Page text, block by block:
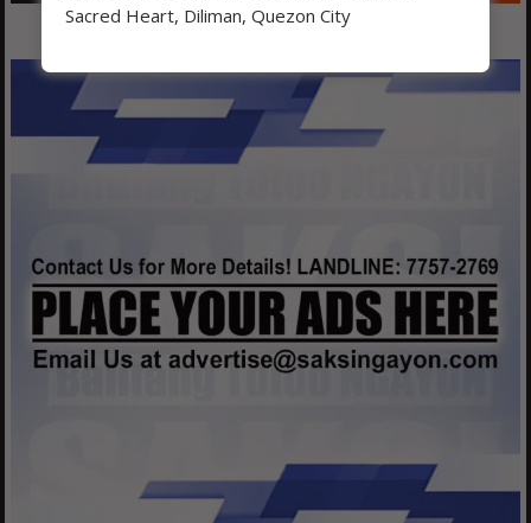
Sacred Heart, Diliman, Quezon City